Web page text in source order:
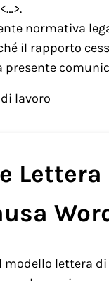
normativa
il rapporto
presente
lavoro
modello lettera